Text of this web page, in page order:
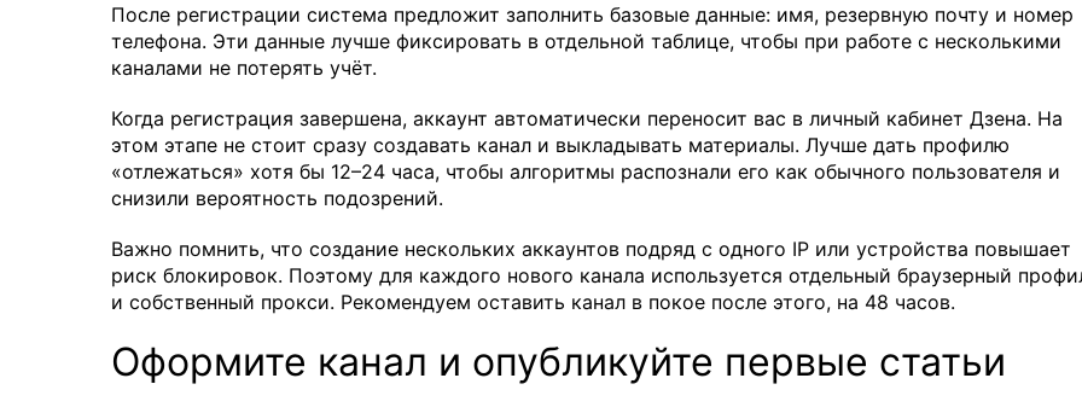
После регистрации система предложит заполнить базовые данные: имя, резервную почту и номер
телефона. Эти данные лучше фиксировать в отдельной таблице, чтобы при работе с несколькими
каналами не потерять учёт.
Когда регистрация завершена, аккаунт автоматически переносит вас в личный кабинет Дзена. На
этом этапе не стоит сразу создавать канал и выкладывать материалы. Лучше дать профилю
«отлежаться» хотя бы 12–24 часа, чтобы алгоритмы распознали его как обычного пользователя и
снизили вероятность подозрений.
Важно помнить, что создание нескольких аккаунтов подряд с одного IP или устройства повышает
риск блокировок. Поэтому для каждого нового канала используется отдельный браузерный
и собственный прокси. Рекомендуем оставить канал в покое после этого, на 48 часов.
Оформите канал и опубликуйте первые статьи